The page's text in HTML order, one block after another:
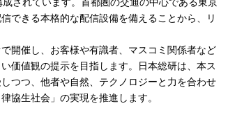
できる本格的な配信設備を備えることから、リ
開催し、お客様や有識者、マスコミ関係者など
価値観の提示を目指します。日本総研は、本ス
つつ、他者や自然、テクノロジーと力を合わせ
協生社会」の実現を推進します。